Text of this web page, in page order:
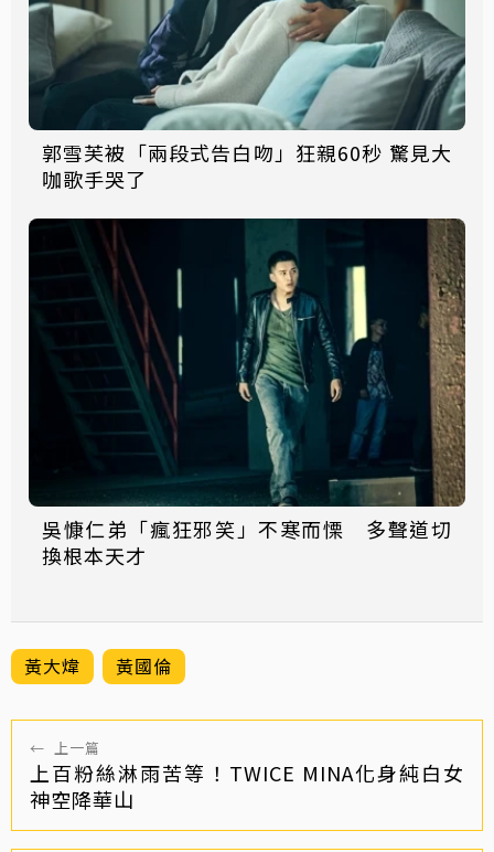
郭雪芙被「兩段式告白吻」狂親60秒 驚見大
咖歌手哭了
吳慷仁弟「瘋狂邪笑」不寒而慄 多聲道切
換根本天才
黃大煒 黃國倫
← 上一篇
上百粉絲淋雨苦等！TWICE MINA化身純白女
神空降華山